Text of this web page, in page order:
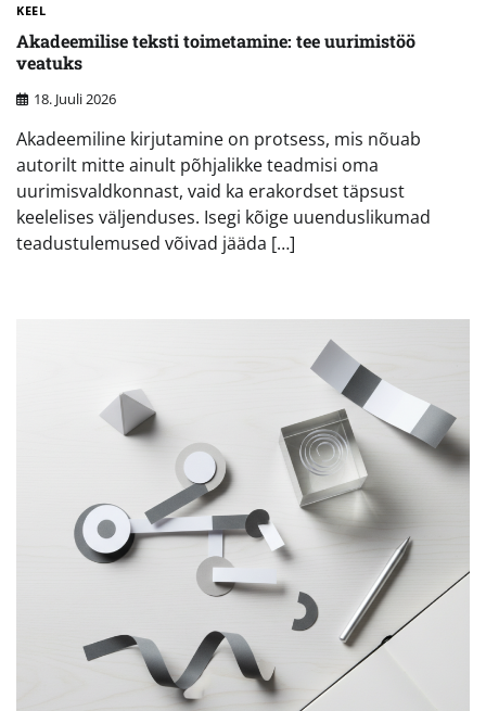
KEEL
Akadeemilise teksti toimetamine: tee uurimistöö
veatuks
18. Juuli 2026
Akadeemiline kirjutamine on protsess, mis nõuab
autorilt mitte ainult põhjalikke teadmisi oma
uurimisvaldkonnast, vaid ka erakordset täpsust
keelelises väljenduses. Isegi kõige uuenduslikumad
teadustulemused võivad jääda […]